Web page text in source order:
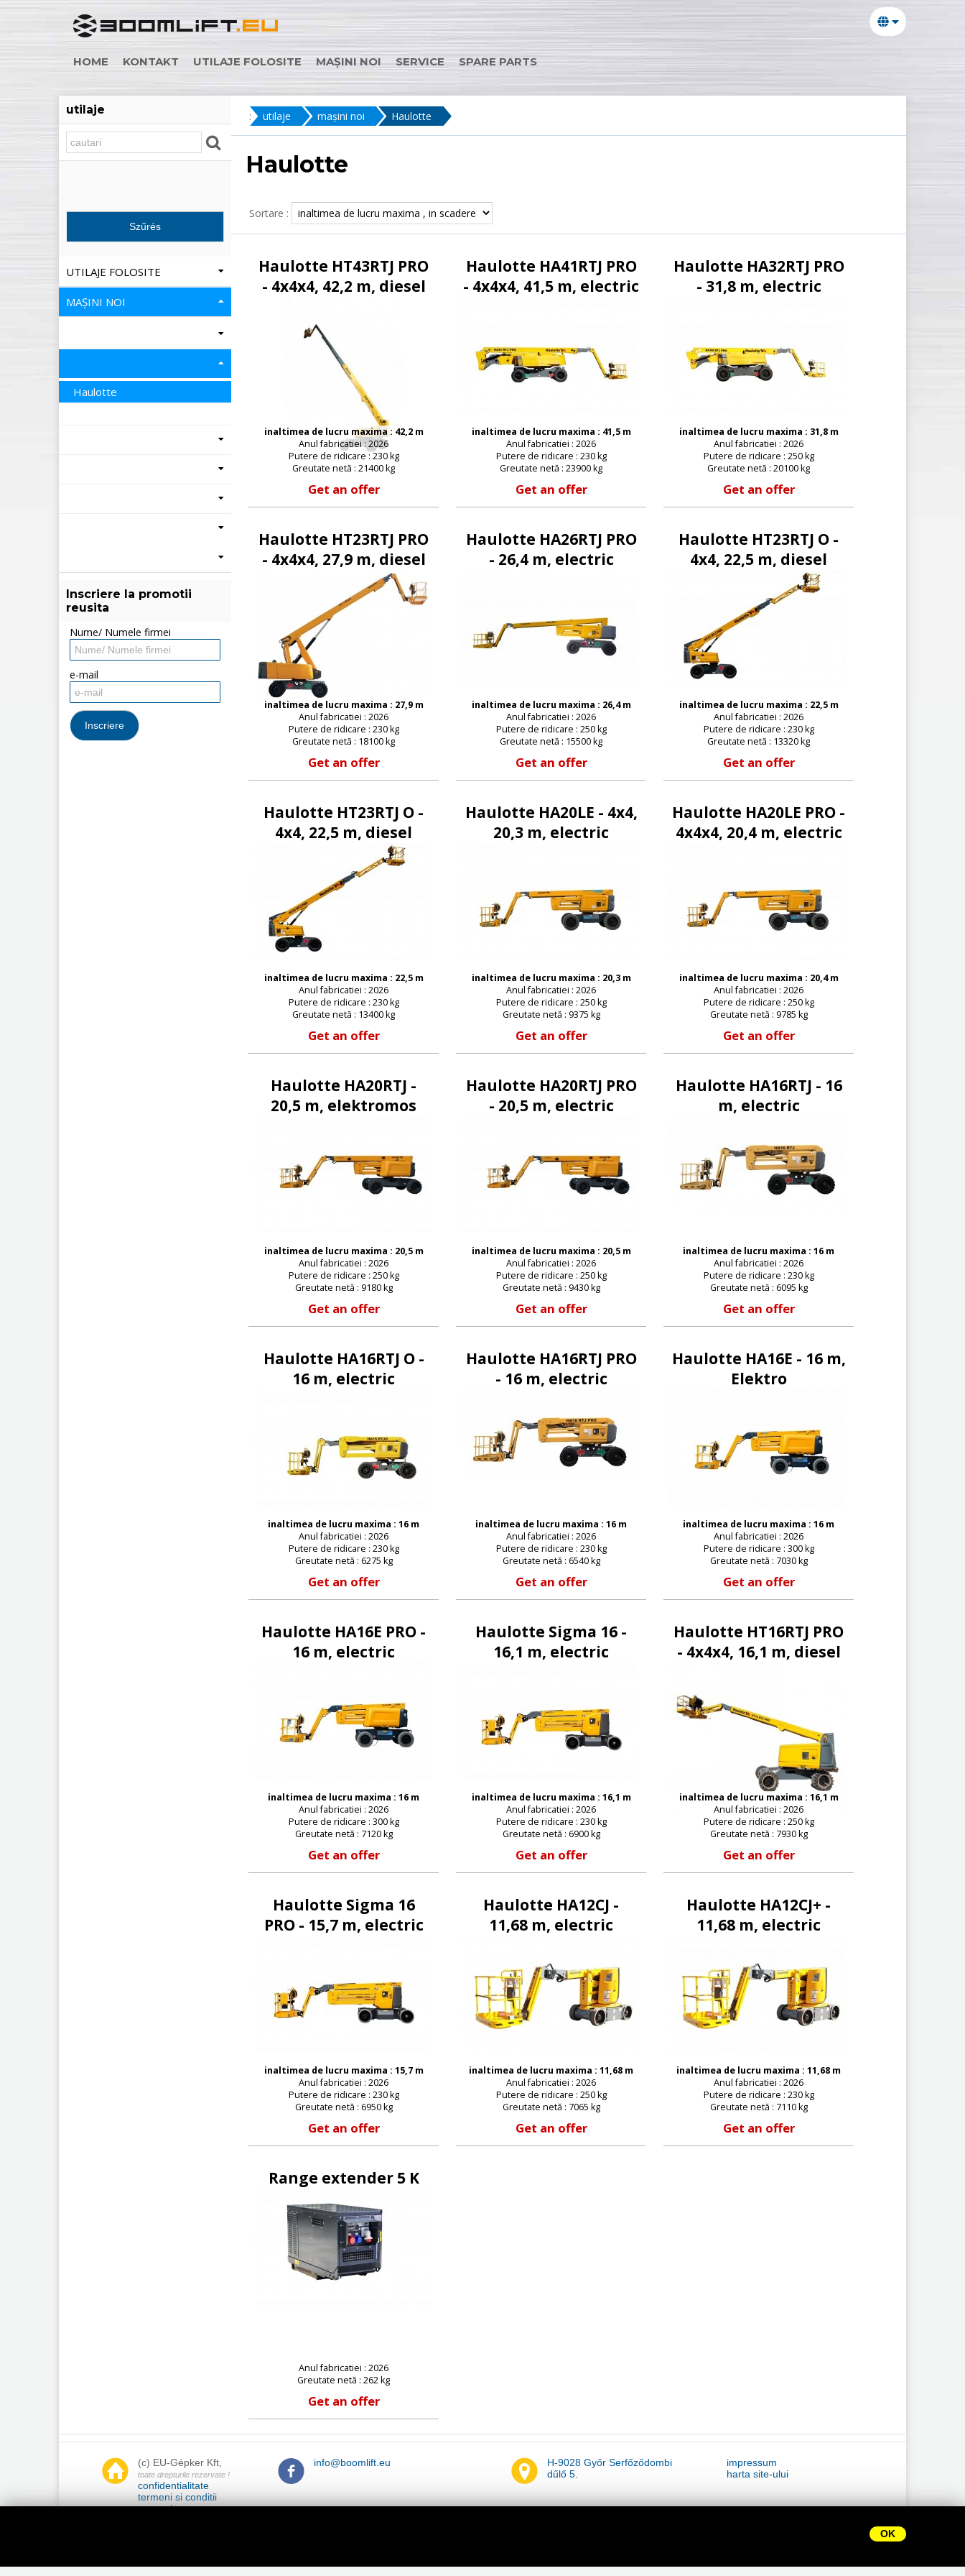
OK
HOME KONTAKT UTILAJE FOLOSITE MAȘINI NOI SERVICE SPARE PARTS
: utilaje mașini noi Haulotte
Haulotte
Sortare :
Haulotte HT43RTJ PRO
- 4x4x4, 42,2 m, diesel
inaltimea de lucru maxima : 42,2 m
Anul fabricatiei : 2026
Putere de ridicare : 230 kg
Greutate netă : 21400 kg
Get an offer
Haulotte HA41RTJ PRO
- 4x4x4, 41,5 m, electric
inaltimea de lucru maxima : 41,5 m
Anul fabricatiei : 2026
Putere de ridicare : 230 kg
Greutate netă : 23900 kg
Get an offer
Haulotte HA32RTJ PRO
- 31,8 m, electric
inaltimea de lucru maxima : 31,8 m
Anul fabricatiei : 2026
Putere de ridicare : 250 kg
Greutate netă : 20100 kg
Get an offer
Haulotte HT23RTJ PRO
- 4x4x4, 27,9 m, diesel
inaltimea de lucru maxima : 27,9 m
Anul fabricatiei : 2026
Putere de ridicare : 230 kg
Greutate netă : 18100 kg
Get an offer
Haulotte HA26RTJ PRO
- 26,4 m, electric
inaltimea de lucru maxima : 26,4 m
Anul fabricatiei : 2026
Putere de ridicare : 250 kg
Greutate netă : 15500 kg
Get an offer
Haulotte HT23RTJ O -
4x4, 22,5 m, diesel
inaltimea de lucru maxima : 22,5 m
Anul fabricatiei : 2026
Putere de ridicare : 230 kg
Greutate netă : 13320 kg
Get an offer
Haulotte HT23RTJ O -
4x4, 22,5 m, diesel
inaltimea de lucru maxima : 22,5 m
Anul fabricatiei : 2026
Putere de ridicare : 230 kg
Greutate netă : 13400 kg
Get an offer
Haulotte HA20LE - 4x4,
20,3 m, electric
inaltimea de lucru maxima : 20,3 m
Anul fabricatiei : 2026
Putere de ridicare : 250 kg
Greutate netă : 9375 kg
Get an offer
Haulotte HA20LE PRO -
4x4x4, 20,4 m, electric
inaltimea de lucru maxima : 20,4 m
Anul fabricatiei : 2026
Putere de ridicare : 250 kg
Greutate netă : 9785 kg
Get an offer
Haulotte HA20RTJ -
20,5 m, elektromos
inaltimea de lucru maxima : 20,5 m
Anul fabricatiei : 2026
Putere de ridicare : 250 kg
Greutate netă : 9180 kg
Get an offer
Haulotte HA20RTJ PRO
- 20,5 m, electric
inaltimea de lucru maxima : 20,5 m
Anul fabricatiei : 2026
Putere de ridicare : 250 kg
Greutate netă : 9430 kg
Get an offer
Haulotte HA16RTJ - 16
m, electric
inaltimea de lucru maxima : 16 m
Anul fabricatiei : 2026
Putere de ridicare : 230 kg
Greutate netă : 6095 kg
Get an offer
Haulotte HA16RTJ O -
16 m, electric
inaltimea de lucru maxima : 16 m
Anul fabricatiei : 2026
Putere de ridicare : 230 kg
Greutate netă : 6275 kg
Get an offer
Haulotte HA16RTJ PRO
- 16 m, electric
inaltimea de lucru maxima : 16 m
Anul fabricatiei : 2026
Putere de ridicare : 230 kg
Greutate netă : 6540 kg
Get an offer
Haulotte HA16E - 16 m,
Elektro
inaltimea de lucru maxima : 16 m
Anul fabricatiei : 2026
Putere de ridicare : 300 kg
Greutate netă : 7030 kg
Get an offer
Haulotte HA16E PRO -
16 m, electric
inaltimea de lucru maxima : 16 m
Anul fabricatiei : 2026
Putere de ridicare : 300 kg
Greutate netă : 7120 kg
Get an offer
Haulotte Sigma 16 -
16,1 m, electric
inaltimea de lucru maxima : 16,1 m
Anul fabricatiei : 2026
Putere de ridicare : 230 kg
Greutate netă : 6900 kg
Get an offer
Haulotte HT16RTJ PRO
- 4x4x4, 16,1 m, diesel
inaltimea de lucru maxima : 16,1 m
Anul fabricatiei : 2026
Putere de ridicare : 250 kg
Greutate netă : 7930 kg
Get an offer
Haulotte Sigma 16
PRO - 15,7 m, electric
inaltimea de lucru maxima : 15,7 m
Anul fabricatiei : 2026
Putere de ridicare : 230 kg
Greutate netă : 6950 kg
Get an offer
Haulotte HA12CJ -
11,68 m, electric
inaltimea de lucru maxima : 11,68 m
Anul fabricatiei : 2026
Putere de ridicare : 250 kg
Greutate netă : 7065 kg
Get an offer
Haulotte HA12CJ+ -
11,68 m, electric
inaltimea de lucru maxima : 11,68 m
Anul fabricatiei : 2026
Putere de ridicare : 230 kg
Greutate netă : 7110 kg
Get an offer
Range extender 5 K
Anul fabricatiei : 2026
Greutate netă : 262 kg
Get an offer
utilaje
UTILAJE FOLOSITE
MAȘINI NOI
Haulotte
Inscriere la promotii
reusita
Nume/ Numele firmei
e-mail
(c) EU-Gépker Kft,
toate drepturile rezervate !
confidentialitate
termeni si conditii
generale
info@boomlift.eu
H-9028 Győr Serfőződombi
dűlő 5.
impressum
harta site-ului